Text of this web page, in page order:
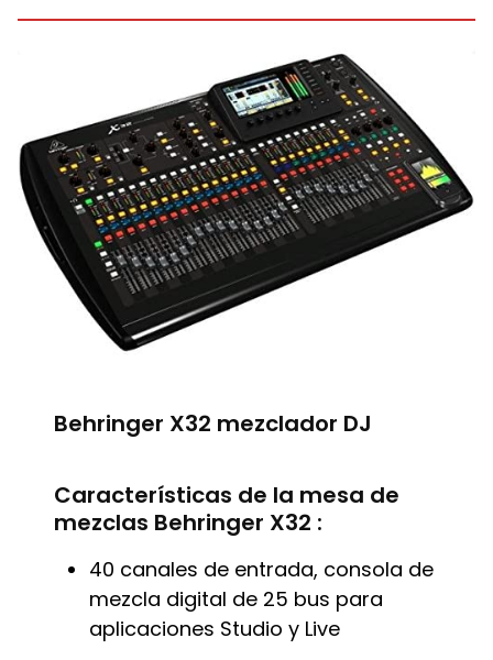
Behringer X32 mezclador DJ
Características de la mesa de
mezclas Behringer X32 :
40 canales de entrada, consola de
mezcla digital de 25 bus para
aplicaciones Studio y Live